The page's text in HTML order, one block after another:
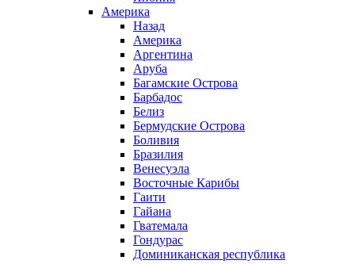
Америка
Назад
Америка
Аргентина
Аруба
Багамские Острова
Барбадос
Белиз
Бермудские Острова
Боливия
Бразилия
Венесуэла
Восточные Карибы
Гаити
Гайана
Гватемала
Гондурас
Доминиканская республика